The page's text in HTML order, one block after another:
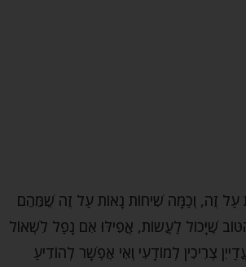
עַל זֶה, וְכַמָּה שִׁיחוֹת נָאוֹת עַל זֶה שֶׁמֵּהֶם
שֶׁיָּכוֹל לַעֲשֹוֹת, אֲפִילּוּ אִם נָפַל לִשְׁאוֹל
צְרִיכִין לְמוֹדָעִי וְאִי אֶפְשָׁר לְהוֹדִיעַ